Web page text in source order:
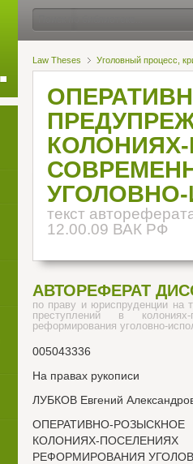
Law Theses Уголовный процесс,
текст
12.00.09 ВАК РФ
АВТОРЕФЕРАТ
по праву и юриспруденции на
преступлений в
реформирования уголовно-
005043336
На правах рукописи
ЛУБКОВ Евгений
ОПЕРАТИВНО-
КОЛОНИЯХ-
РЕФОРМИРОВАНИЯ